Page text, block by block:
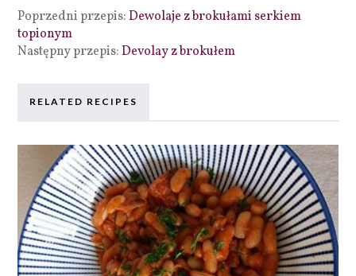
Poprzedni przepis:Dewolaje z brokułami serkiem
topionym
Następny przepis:Devolay z brokułem
RELATED RECIPES